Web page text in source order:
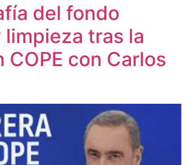
del fondo
limpieza tras la
COPE con Carlos